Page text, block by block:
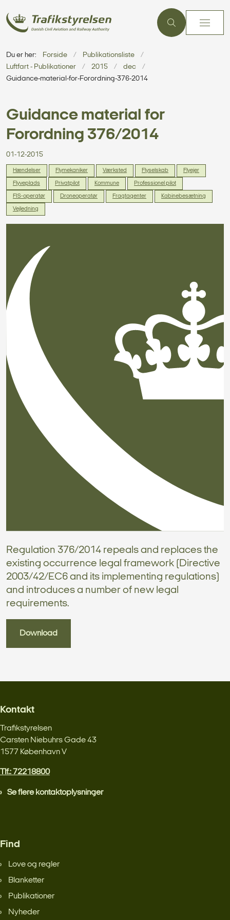
Du er her: Forside
Publikationsliste
Luftfart - Publikationer
2015
dec
Guidance-material-for-Forordning-376-2014
Guidance material for
Forordning 376/2014
01-12-2015
Hændelser Flymekaniker Værksted Flyselskab Flyejer
Flyveplads Privatpilot Kommune Professionel pilot
FIS-operatør Droneoperatør Fragtagenter Kabinebesætning
Vejledning
Regulation 376/2014 repeals and replaces the
existing occurrence legal framework (Directive
2003/42/EC6 and its implementing regulations)
and introduces a number of new legal
requirements.
Download
Kontakt
Trafikstyrelsen
Carsten Niebuhrs Gade 43
1577 København V
Tlf.: 72218800
Se flere kontaktoplysninger
Find
Love og regler
Blanketter
Publikationer
Nyheder